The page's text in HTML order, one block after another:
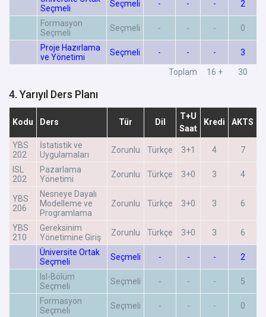
Seçmeli
Seçmeli - - - 2
Formasyon
Seçmeli
Seçmeli - - - 0
Proje Hazırlama
ve Yönetimi
Seçmeli - - - 3
Toplam 16 + 30
4. Yarıyıl Ders Planı
Kodu Ders Tür Dil
T+U
Saat
Kredi AKTS
YBS
202
İstatistik ve
Uygulamaları
Zorunlu Türkçe 3+1 4 7
ISL
202
Pazarlama
Yönetimi
Zorunlu Türkçe 3+0 3 4
YBS
206
Nesneye Dayalı
Modelleme ve
Programlama
Zorunlu Türkçe 3+0 3 6
YBS
210
Gereksinim
Yönetimine Giriş
Zorunlu Türkçe 3+0 3 6
Üniversite Ortak
Seçmeli
Seçmeli - - - 2
Isl-Bölüm
Seçmeli
Seçmeli - - - 5
Formasyon
Seçmeli
Seçmeli - - - 0